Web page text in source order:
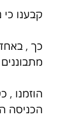
קבענו
כך ,
הכניסה